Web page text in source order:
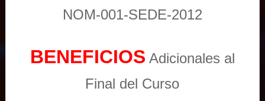
NOM-001-SEDE-2012
BENEFICIOS Adicionales al
Final del Curso